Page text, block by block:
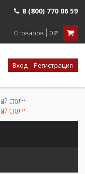
8 (800) 770 06 59
0 товаров 0₽
Вход Регистрация
СТОЛ**
СТОЛ**